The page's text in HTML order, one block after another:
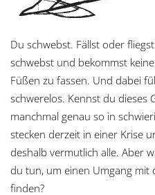
Du schwebst. Fällst oder
schwebst und bekommst
Füßen zu fassen. Und dabei
schwerelos. Kennst du dieses
manchmal genau so in
stecken derzeit in einer Krise
deshalb vermutlich alle. Aber
du tun, um einen Umgang mit
finden?